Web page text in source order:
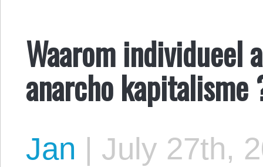
Waarom individueel
anarcho kapitalisme
Jan | July 27th,